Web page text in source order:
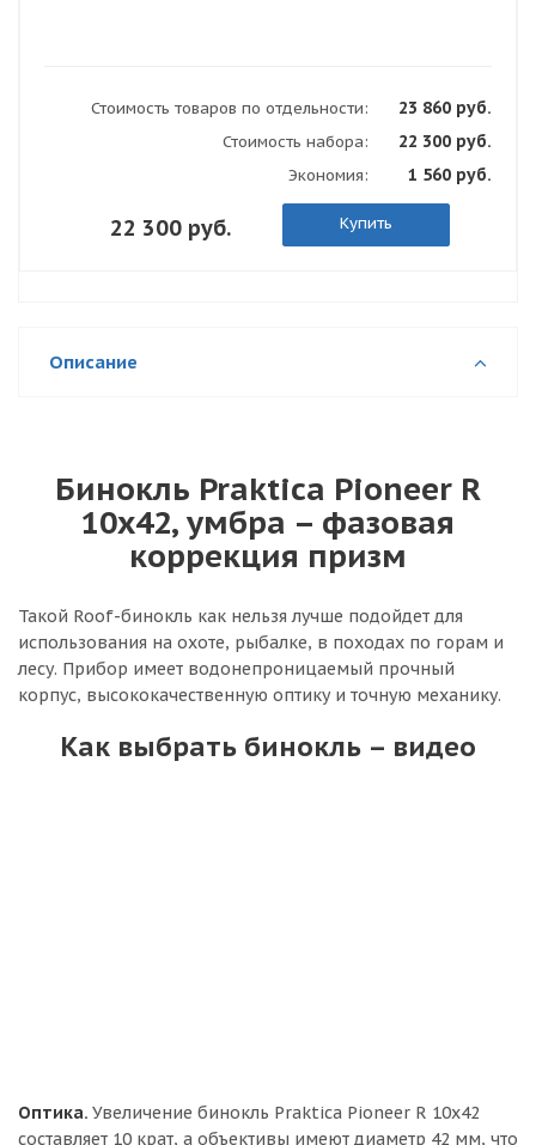
Стоимость товаров по отдельности: 23 860 руб.
Стоимость набора: 22 300 руб.
Экономия: 1 560 руб.
22 300 руб. Купить
Описание
Бинокль Praktica Pioneer R
10x42, умбра – фазовая
коррекция призм
Такой Roof-бинокль как нельзя лучше подойдет для
использования на охоте, рыбалке, в походах по горам и
лесу. Прибор имеет водонепроницаемый прочный
корпус, высококачественную оптику и точную механику.
Как выбрать бинокль – видео
Оптика. Увеличение бинокль Praktica Pioneer R 10x42
составляет 10 крат, а объективы имеют диаметр 42 мм, что